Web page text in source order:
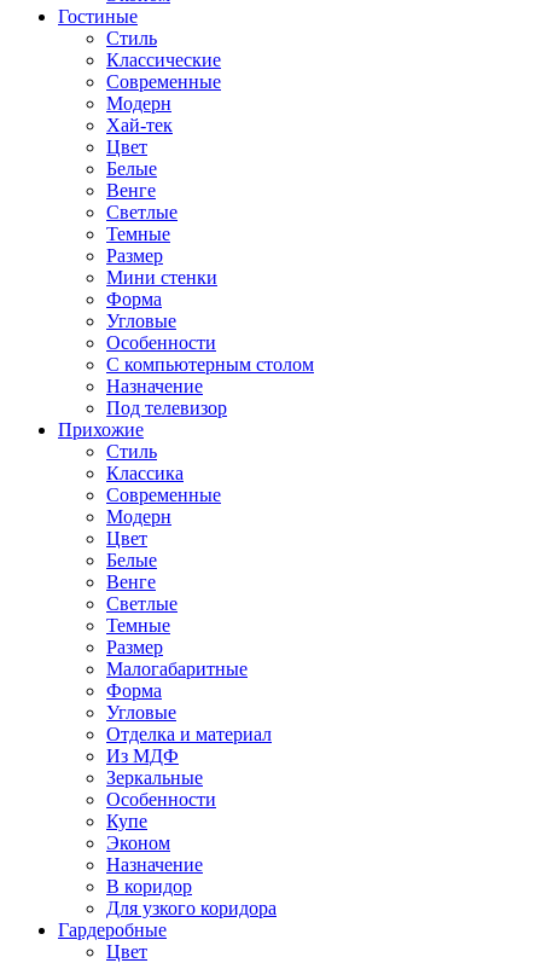
Гостиные
Стиль
Классические
Современные
Модерн
Хай-тек
Цвет
Белые
Венге
Светлые
Темные
Размер
Мини стенки
Форма
Угловые
Особенности
С компьютерным столом
Назначение
Под телевизор
Прихожие
Стиль
Классика
Современные
Модерн
Цвет
Белые
Венге
Светлые
Темные
Размер
Малогабаритные
Форма
Угловые
Отделка и материал
Из МДФ
Зеркальные
Особенности
Купе
Эконом
Назначение
В коридор
Для узкого коридора
Гардеробные
Цвет